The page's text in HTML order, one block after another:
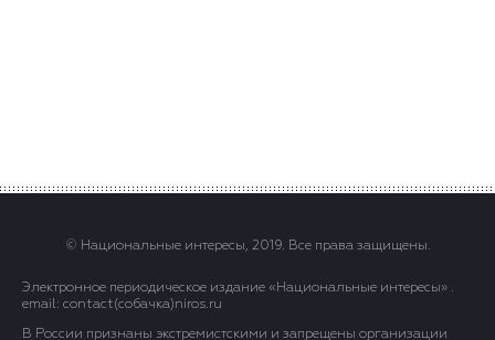
© Национальные интересы, 2019. Все права защищены.
Электронное периодическое издание «Национальные интересы» .
email: contact(сoбaчка)niros.ru
В России признаны экстремистскими и запрещены организации